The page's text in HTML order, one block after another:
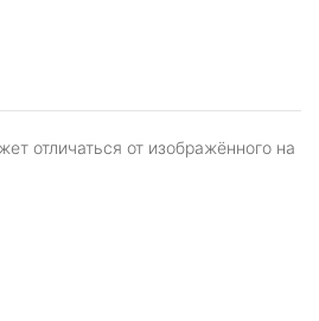
отличаться от изображённого на